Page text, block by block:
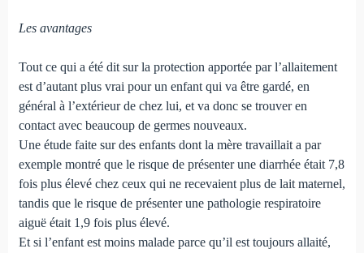
Les avantages
Tout ce qui a été dit sur la protection apportée par l’allaitement
est d’autant plus vrai pour un enfant qui va être gardé, en
général à l’extérieur de chez lui, et va donc se trouver en
contact avec beaucoup de germes nouveaux.
Une étude faite sur des enfants dont la mère travaillait a par
exemple montré que le risque de présenter une diarrhée était 7,8
fois plus élevé chez ceux qui ne recevaient plus de lait maternel,
tandis que le risque de présenter une pathologie respiratoire
aiguë était 1,9 fois plus élevé.
Et si l’enfant est moins malade parce qu’il est toujours allaité,